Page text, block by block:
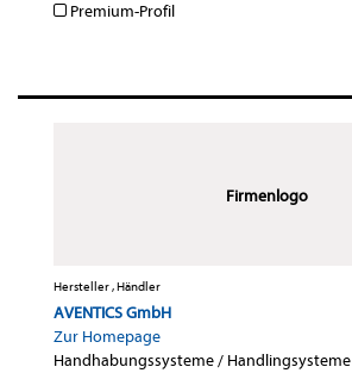
Premium-Profil
Firmenlogo
Hersteller , Händler
AVENTICS GmbH
Zur Homepage
Handhabungssysteme / Handlingsysteme